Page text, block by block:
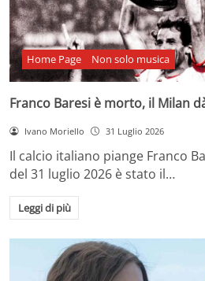
Home Page Non solo musica
Franco Baresi è morto, il Milan
Ivano Moriello 31 Luglio 2026
Il calcio italiano piange Franco
del 31 luglio 2026 è stato il…
Leggi di più